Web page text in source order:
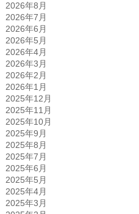
2026年8月
2026年7月
2026年6月
2026年5月
2026年4月
2026年3月
2026年2月
2026年1月
2025年12月
2025年11月
2025年10月
2025年9月
2025年8月
2025年7月
2025年6月
2025年5月
2025年4月
2025年3月